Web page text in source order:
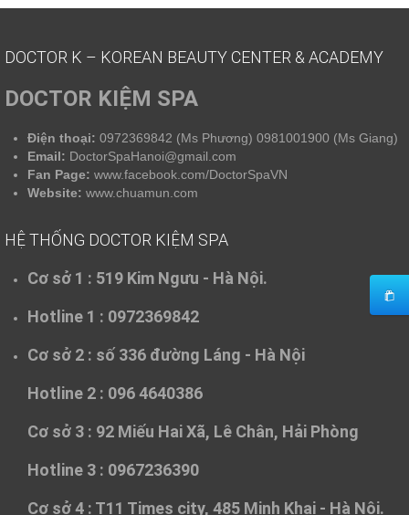
DOCTOR K – KOREAN BEAUTY CENTER & ACADEMY
DOCTOR KIỆM SPA
Điện thoại: 0972369842 (Ms Phương) 0981001900 (Ms Giang)
Email: DoctorSpaHanoi@gmail.com
Fan Page: www.facebook.com/DoctorSpaVN
Website: www.chuamun.com
HỆ THỐNG DOCTOR KIỆM SPA
Cơ sở 1 : 519 Kim Ngưu - Hà Nội.
Hotline 1 : 0972369842
Cơ sở 2 : số 336 đường Láng - Hà Nội
Hotline 2 : 096 4640386
Cơ sở 3 : 92 Miếu Hai Xã, Lê Chân, Hải Phòng
Hotline 3 : 0967236390
Cơ sở 4 : T11 Times city, 485 Minh Khai - Hà Nội.